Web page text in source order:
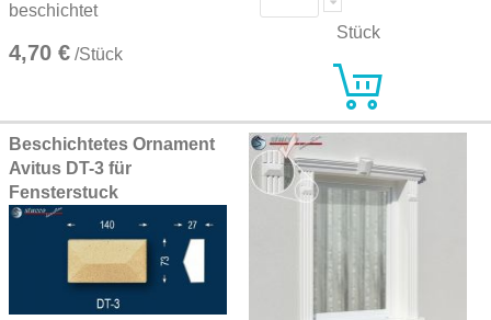
beschichtet
4,70 € /Stück
Stück
Beschichtetes Ornament
Avitus DT-3 für
Fensterstuck